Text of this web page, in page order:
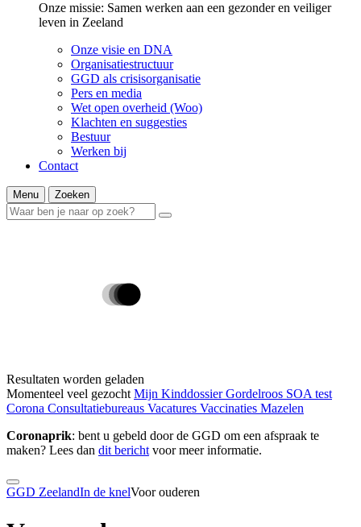
Onze missie: Samen werken aan een gezonder en veiliger
leven in Zeeland
Onze visie en DNA
Organisatiestructuur
GGD als crisisorganisatie
Pers en media
Wet open overheid (Woo)
Klachten en suggesties
Bestuur
Werken bij
Contact
Menu Zoeken
Resultaten worden geladen
Momenteel veel gezocht Mijn KinddossierGordelroos SOA test
Corona Consultatiebureaus Vacatures Vaccinaties Mazelen
Coronaprik: bent u gebeld door de GGD om een afspraak te
maken? Lees dan dit berichtvoor meer informatie.
GGD ZeelandIn de knelVoor ouderen